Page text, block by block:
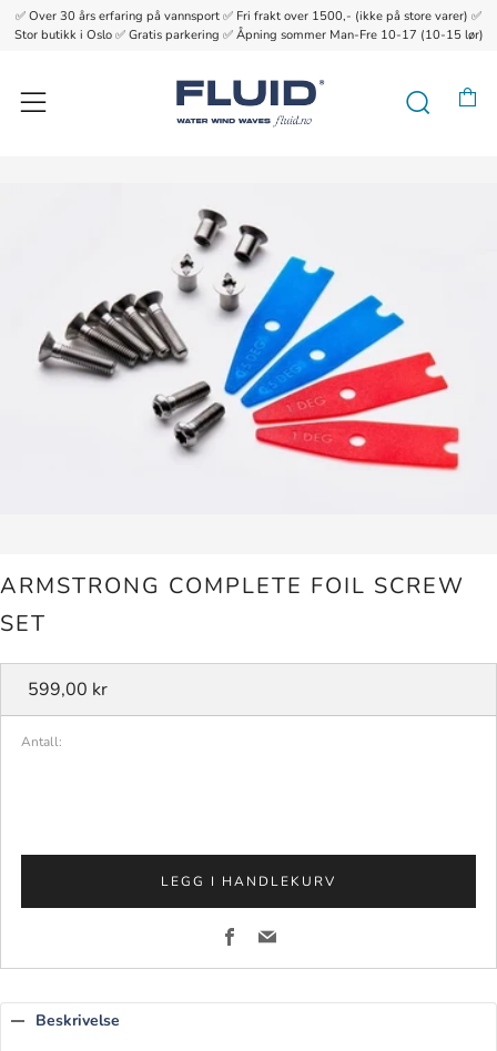
✅ Over 30 års erfaring på vannsport ✅ Fri frakt over 1500,- (ikke på store varer) ✅
Stor butikk i Oslo ✅ Gratis parkering ✅ Åpning sommer Man-Fre 10-17 (10-15 lør)
Meny Søk
ARMSTRONG COMPLETE FOIL SCREW
SET
Vanlig
pris
599,00 kr
Antall:
LEGG I HANDLEKURV
Facebook
Email
Beskrivelse
{{currency}}{{discount}} undefined